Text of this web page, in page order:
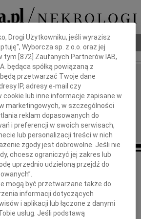
Poradnik pogrzebowy
Modras
23.10.2012
W dniu 15 października 2012 roku
odszedł na zawsze w wieku 36 lat
mój ukochany Siostrzeniec i Chrześniak
Drogi Użytkowniku, jeśli wyrazisz
Wyborcza sp. z o.o. oraz jej
tym [872 ] Zaufanych Partnerów IAB,
będąca spółką powiązaną z
przetwarzać Twoje dane
IP, adresy e-mail czy
cookie lub inne informacje zapisane w
marketingowych, w szczególności
reklam dopasowanych do
i preferencji w swoich serwisach,
lub personalizacji treści w nich
zgody jest dobrowolne. Jeśli nie
chcesz ograniczyć jej zakres lub
uprzednio udzieloną przejdź do
mogą być przetwarzane także do
informacji dotyczących
i aplikacji lub łączone z danymi
usług. Jeśli podstawą